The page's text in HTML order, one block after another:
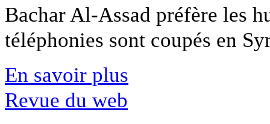
Bachar Al-Assad préfère les
téléphonies sont coupés en
En savoir plus
Revue du web